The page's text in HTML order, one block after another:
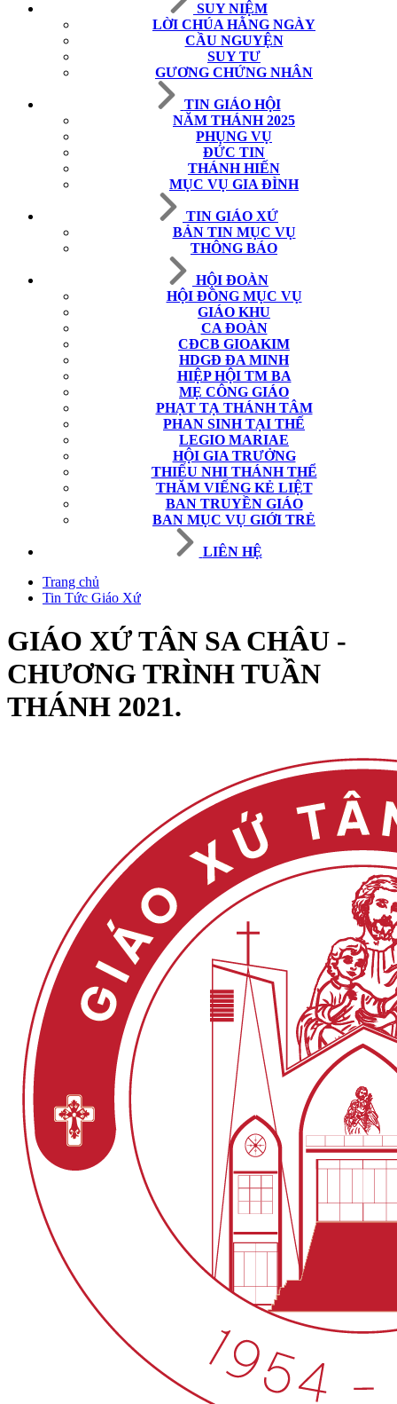
SUY NIỆM
LỜI CHÚA HẰNG NGÀY
CẦU NGUYỆN
SUY TƯ
GƯƠNG CHỨNG NHÂN
TIN GIÁO HỘI
NĂM THÁNH 2025
PHỤNG VỤ
ĐỨC TIN
THÁNH HIẾN
MỤC VỤ GIA ĐÌNH
TIN GIÁO XỨ
BẢN TIN MỤC VỤ
THÔNG BÁO
HỘI ĐOÀN
HỘI ĐỒNG MỤC VỤ
GIÁO KHU
CA ĐOÀN
CĐCB GIOAKIM
HDGĐ ĐA MINH
HIỆP HỘI TM BA
MẸ CÔNG GIÁO
PHẠT TẠ THÁNH TÂM
PHAN SINH TẠI THẾ
LEGIO MARIAE
HỘI GIA TRƯỞNG
THIẾU NHI THÁNH THỂ
THĂM VIẾNG KẺ LIỆT
BAN TRUYỀN GIÁO
BAN MỤC VỤ GIỚI TRẺ
LIÊN HỆ
Trang chủ
Tin Tức Giáo Xứ
GIÁO XỨ TÂN SA CHÂU -
CHƯƠNG TRÌNH TUẦN
THÁNH 2021.